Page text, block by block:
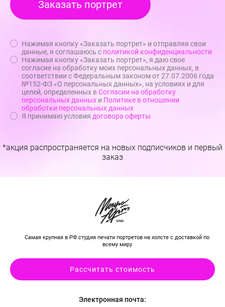
Нажимая кнопку «Заказать портрет» и отправляя свои
данные, я соглашаюсь с политикой конфиденциальности
Нажимая кнопку «Заказать портрет», я даю свое
согласие на обработку моих персональных данных, в
соответствии с Федеральным законом от 27.07.2006 года
№152-ФЗ «О персональных данных», на условиях и для
целей, определенных вСогласии на обработку
персональных данных и Политике в отношении
обработки персональных данных
Я принимаю условия договора оферты
*акция распространяется на новых подписчиков и первый
заказ
Самая крупная в РФ студия печати портретов на холсте с доставкой по
всему миру
Рассчитать стоимость
Электронная почта: